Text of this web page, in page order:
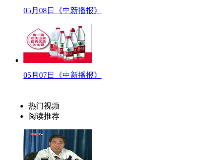
菲方答应道歉惩凶 慰问金不符台湾期望
【配音】记者会上，台湾外事部门负责人林永乐强调，菲律宾“驻台代
马英九宣布冻结菲劳申请 召回台“驻菲代表”
【配音】针对菲方的态度，台湾地区最高领导人马英九在5月15日上午
要求菲律宾“驻台代表”返国协助妥善处理本案等3项制裁措施。马英九
“红罐之争”广药加多宝法庭再对决
【配音】庭审中，广药集团不仅要求加多宝停止生产销售红罐外包装
【主持人】其实“红罐之争”这事还得从王老吉、加多宝商标之争说起
吉、加多宝的包装极其相似，这就引起了广药和加多宝的“红罐之争”。“
05月08日《中新播报》
05月07日《中新播报》
热门视频
阅读推荐